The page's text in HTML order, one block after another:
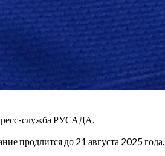
служба РУСАДА.
продлится до 21 августа 2025 года.